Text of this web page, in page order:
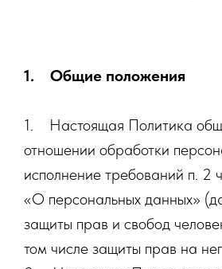
1. Общие положения
1. Настоящая Политика
отношении обработки
исполнение требований п.
«О персональных данных»
защиты прав и свобод
том числе защиты прав на